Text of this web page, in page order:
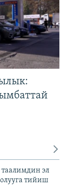
таалимдин эл
тийиш